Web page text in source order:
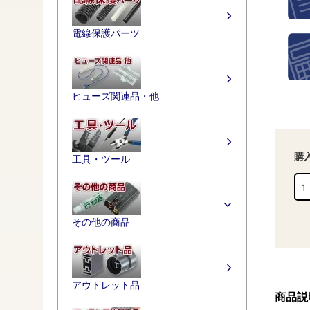
購
商品説
電線保護パーツ
ヒューズ関連品・他
工具・ツール
その他の商品
アウトレット品